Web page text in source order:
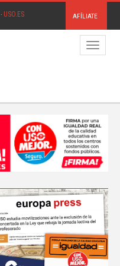
· USO.ES AFÍLIATE
Menú